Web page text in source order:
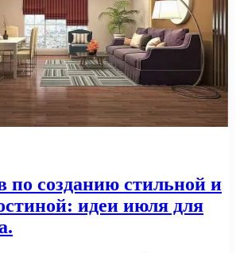
по созданию стильной и
идеи июля для